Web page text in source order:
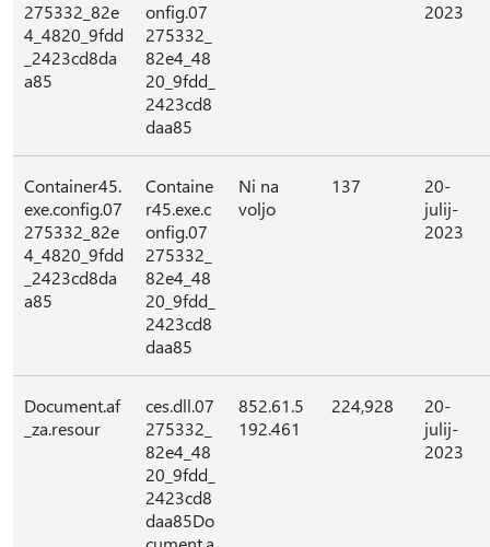
275332_82e
4_4820_9fdd
_2423cd8da
a85
onfig.07
275332_
82e4_48
20_9fdd_
2423cd8
daa85
2023
Container45.
exe.config.07
275332_82e
4_4820_9fdd
_2423cd8da
a85
Containe
r45.exe.c
onfig.07
275332_
82e4_48
20_9fdd_
2423cd8
daa85
Ni na
voljo
137
20-
julij-
2023
Document.af
_za.resour
ces.dll.07
275332_
82e4_48
20_9fdd_
2423cd8
daa85Do
852.61.5
192.461
224,928
20-
julij-
2023